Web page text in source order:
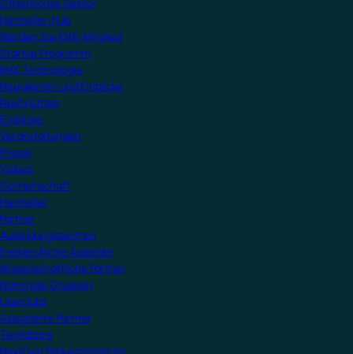
Öffentliches Sektor
Hersteller-Hub
Werden Sie KNX-Mitglied
Startup Programm
KNX Technologie
Neuigkeiten und Einblicke
Nachrichten
Einblicke
Veranstaltungen
Presse
Videos
Gemeinschaft
Hersteller
Partner
Ausbildungszentren
Freiberufliche Ausbilder
Wissenschaftliche Partner
Nationale Gruppen
Userclubs
Assoziierte Partner
Testlabore
NextGen Bildungsinstitute